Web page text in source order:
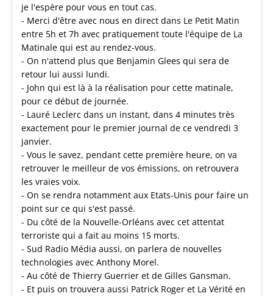
je l'espère pour vous en tout cas.
- Merci d'être avec nous en direct dans Le Petit Matin
entre 5h et 7h avec pratiquement toute l'équipe de La
Matinale qui est au rendez-vous.
- On n'attend plus que Benjamin Glees qui sera de
retour lui aussi lundi.
- John qui est là à la réalisation pour cette matinale,
pour ce début de journée.
- Lauré Leclerc dans un instant, dans 4 minutes très
exactement pour le premier journal de ce vendredi 3
janvier.
- Vous le savez, pendant cette première heure, on va
retrouver le meilleur de vos émissions, on retrouvera
les vraies voix.
- On se rendra notamment aux Etats-Unis pour faire un
point sur ce qui s'est passé.
- Du côté de la Nouvelle-Orléans avec cet attentat
terroriste qui a fait au moins 15 morts.
- Sud Radio Média aussi, on parlera de nouvelles
technologies avec Anthony Morel.
- Au côté de Thierry Guerrier et de Gilles Gansman.
- Et puis on trouvera aussi Patrick Roger et La Vérité en